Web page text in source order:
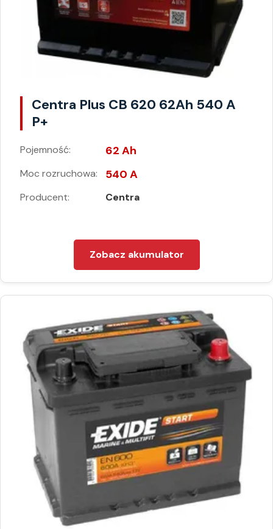
Centra Plus CB 620 62Ah 540 A
P+
Pojemność: 62 Ah
Moc rozruchowa: 540 A
Producent: Centra
Zobacz akumulator